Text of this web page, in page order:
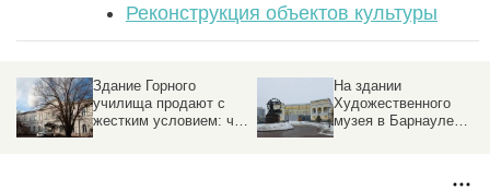
Реконструкция объектов культуры
На здании
Художественного
музея в Барнауле
Жилье богачей. Чем
знаменито вековое
здание будущего